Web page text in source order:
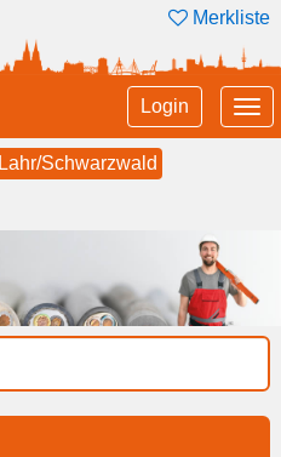
Merkliste
Login
Lahr/Schwarzwald